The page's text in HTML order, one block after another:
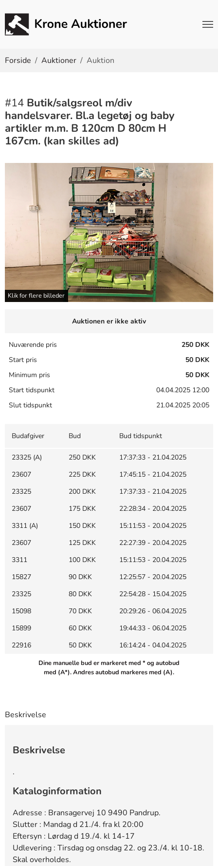
Forside Auktioner Auktion
#14 Butik/salgsreol m/div
handelsvarer. Bl.a legetøj og baby
artikler m.m. B 120cm D 80cm H
167cm. (kan skilles ad)
Klik for flere billeder
Auktionen er ikke aktiv
Nuværende pris
250 DKK
Start pris
50 DKK
Minimum pris
50 DKK
Start tidspunkt
04.04.2025 12:00
Slut tidspunkt
21.04.2025 20:05
Budafgiver Bud Bud tidspunkt
23325 (A) 250 DKK
17:37:33 - 21.04.2025
23607
225 DKK
17:45:15 - 21.04.2025
23325
200 DKK
17:37:33 - 21.04.2025
23607
175 DKK
22:28:34 - 20.04.2025
3311 (A)
150 DKK
15:11:53 - 20.04.2025
23607
125 DKK
22:27:39 - 20.04.2025
3311
100 DKK
15:11:53 - 20.04.2025
15827
90 DKK
12:25:57 - 20.04.2025
23325
80 DKK
22:54:28 - 15.04.2025
15098
70 DKK
20:29:26 - 06.04.2025
15899
60 DKK
19:44:33 - 06.04.2025
22916
50 DKK 16:14:24 - 04.04.2025
Dine manuelle bud er markeret med * og autobud
med (A*). Andres autobud markeres med (A).
Beskrivelse
Beskrivelse
.
Kataloginformation
Adresse : Bransagervej 10 9490 Pandrup.
Slutter : Mandag d 21./4. fra kl 20:00
Eftersyn : Lørdag d 19./4. kl 14-17
Udlevering : Tirsdag og onsdag 22. og 23./4. kl 10-18.
Skal overholdes.